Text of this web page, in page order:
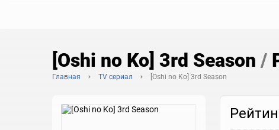
[Oshi no Ko] 3rd Season /
Главная TV сериал [Oshi no Ko] 3rd Season